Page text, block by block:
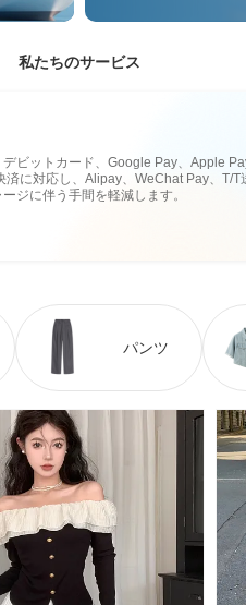
スのリスクをさらに抑
私たちのサービス
ビットカード、Google Pay、Apple Pay
済に対応し、Alipay、WeChat Pay、T/T
ジに伴う手間を軽減します。
パンツ